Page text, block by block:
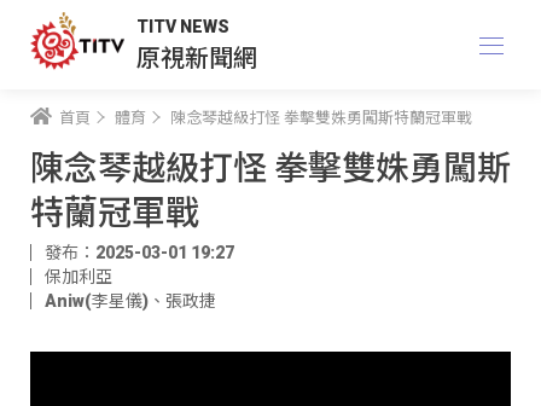
TITV NEWS
原視新聞網
首頁 體育 陳念琴越級打怪 拳擊雙姝勇闖斯特蘭冠軍戰
陳念琴越級打怪 拳擊雙姝勇闖斯
特蘭冠軍戰
發布：2025-03-01 19:27
保加利亞
Aniw(李星儀) 、 張政捷